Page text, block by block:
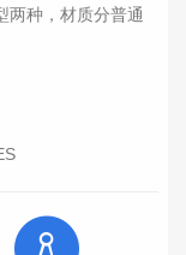
两种，材质分普通